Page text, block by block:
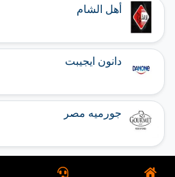
أهل الشام
دانون ايجيبت
جورميه مصر